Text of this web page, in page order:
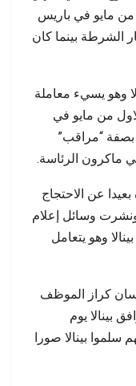
من مايو في باريس
الشرطة بينما كان
وهو يسيء معاملة
من مايو في
بصفة “مراقب”
ماكرون الرئاسة.
عن الاحتجاج
وسائل إعلام
وهو يتعامل
(26 عاما) وفنسان كراز الموظف
بينالا يوم
سلموا بينالا صورا